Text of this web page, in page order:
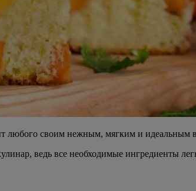
любого своим нежным, мягким и идеальным
ведь все необходимые ингредиенты